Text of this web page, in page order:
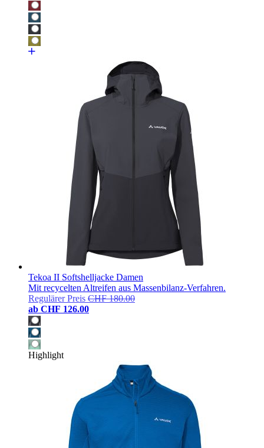
Tekoa II Softshelljacke Damen
Mit recycelten Altreifen aus Massenbilanz-Verfahren.
Regulärer Preis CHF 180.00
ab CHF 126.00
Highlight